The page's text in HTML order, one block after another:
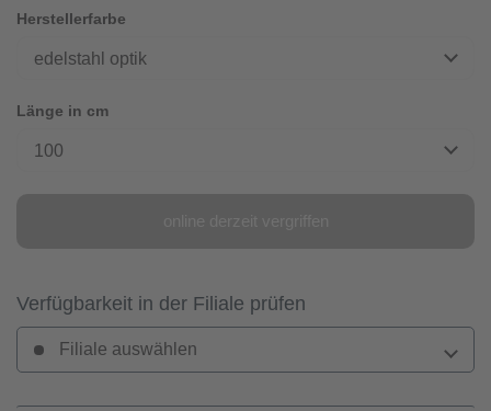
Herstellerfarbe
edelstahl optik
Länge in cm
100
Verfügbarkeit in der Filiale prüfen
Filiale auswählen